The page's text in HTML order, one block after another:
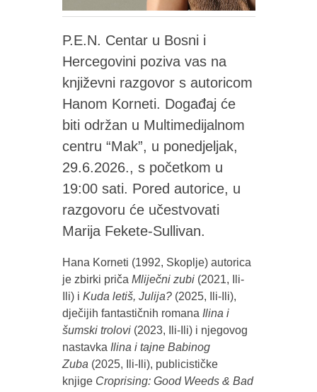
P.E.N. Centar u Bosni i
Hercegovini poziva vas na
književni razgovor s autoricom
Hanom Korneti. Događaj će
biti održan u Multimedijalnom
centru “Mak”, u ponedjeljak,
29.6.2026., s početkom u
19:00 sati. Pored autorice, u
razgovoru će učestvovati
Marija Fekete-Sullivan.
Hana Korneti (1992, Skoplje) autorica
je zbirki priča Mliječni zubi(2021, Ili-
Ili) i Kuda letiš, Julija?(2025, Ili-Ili),
dječijih fantastičnih romana Ilina i
šumski trolovi(2023, Ili-Ili) i njegovog
nastavka Ilina i tajne Babinog
Zuba (2025, Ili-Ili), publicističke
knjige Croprising: Good Weeds & Bad